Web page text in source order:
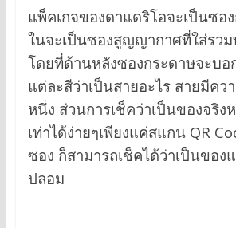
แพ็คเกจของดาแดริโอจะเป็นซอ
ในจะเป็นซองสูญญากาศที่ใส่รวม
โดยที่ด้านหลังซองกระดาษจะบ
แต่ละสีว่าเป็นสายอะไร สายมีคว
หนึ่ง ส่วนการเช็คว่าเป็นของจริง
เท่าได้ง่ายๆเพียงแค่สแกน QR
ซอง ก็สามารถเช็คได้ว่าเป็นของ
ปลอม